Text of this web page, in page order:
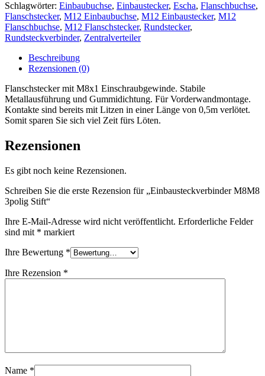
Stift
Menge
Schlagwörter: Einbaubuchse, Einbaustecker, Escha, Flanschbuchse,
Flanschstecker, M12 Einbaubuchse, M12 Einbaustecker, M12
Flanschbuchse, M12 Flanschstecker, Rundstecker,
Rundsteckverbinder, Zentralverteiler
Beschreibung
Rezensionen (0)
Flanschstecker mit M8x1 Einschraubgewinde. Stabile
Metallausführung und Gummidichtung. Für Vorderwandmontage.
Kontakte sind bereits mit Litzen in einer Länge von 0,5m verlötet.
Somit sparen Sie sich viel Zeit fürs Löten.
Rezensionen
Es gibt noch keine Rezensionen.
Schreiben Sie die erste Rezension für „Einbausteckverbinder M8M8
3polig Stift“
Ihre E-Mail-Adresse wird nicht veröffentlicht. Erforderliche Felder
sind mit * markiert
Ihre Bewertung *
Ihre Rezension *
Name *